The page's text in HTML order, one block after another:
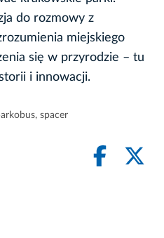
do rozmowy z
miejskiego
się w przyrodzie – tu
i innowacji.
, spacer